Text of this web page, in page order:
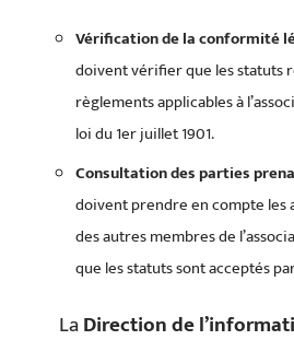
Vérification de la conformité
doivent vérifier que les statuts
règlements applicables à
loi du 1er juillet 1901.
Consultation des parties
doivent prendre en compte les
des autres membres de
que les statuts sont acceptés
LaDirection de